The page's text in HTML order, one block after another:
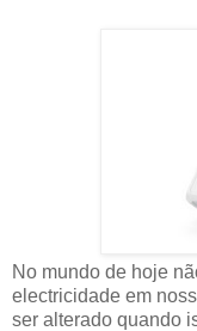
No mundo de hoje
electricidade em
ser alterado quando